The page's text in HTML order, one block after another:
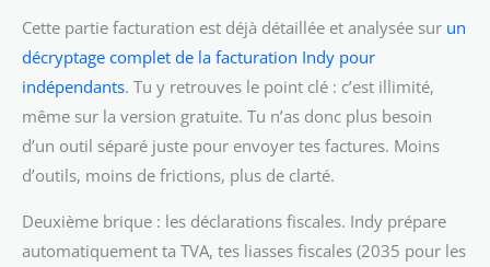
Cette partie facturation est déjà détaillée et analysée sur un
décryptage complet de la facturation Indy pour
indépendants. Tu y retrouves le point clé : c’est illimité,
même sur la version gratuite. Tu n’as donc plus besoin
d’un outil séparé juste pour envoyer tes factures. Moins
d’outils, moins de frictions, plus de clarté.
Deuxième brique : les déclarations fiscales. Indy prépare
automatiquement ta TVA, tes liasses fiscales (2035 pour les